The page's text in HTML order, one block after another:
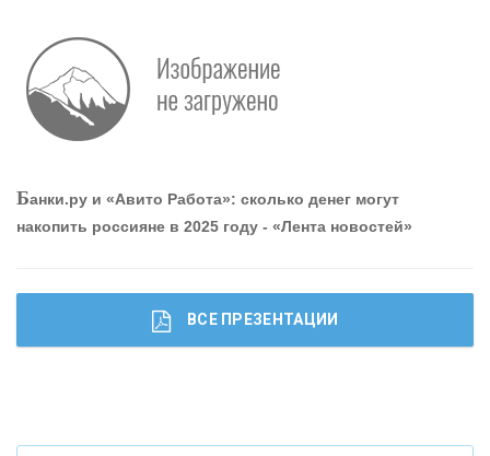
Работа мечты. Что банки делают для того, чтобы
привлечь и удержать персонал - «Интервью»
Что будет с наличными деньгами при цифровом
Банки.ру и «Авито Работа»: сколько денег могут
накопить россияне в 2025 году - «Лента новостей»
ВСЕ ПРЕЗЕНТАЦИИ